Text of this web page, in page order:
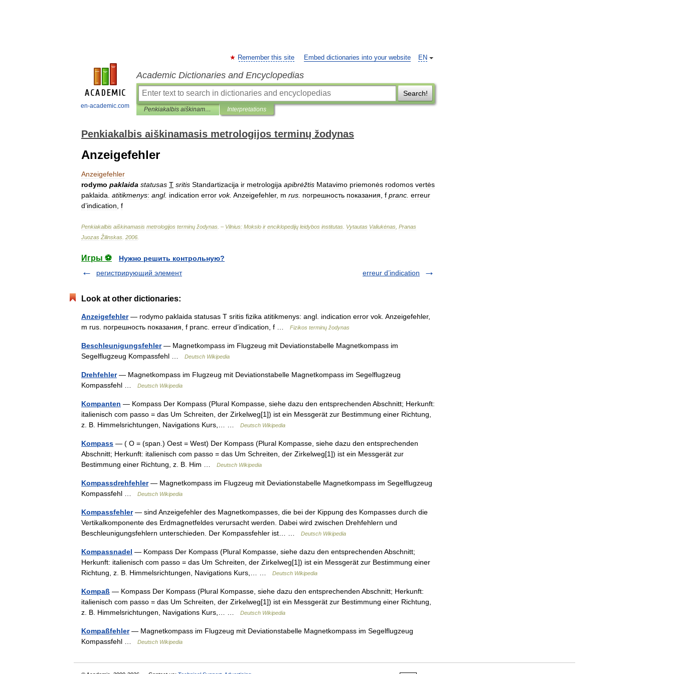
en-academic.com
EN
Remember this site Embed dictionaries into your website
Academic Dictionaries and Encyclopedias
Search!
Penkiakalbis aiškinamasis metrologijos terminų žodynas Interpretations
Penkiakalbis aiškinamasis metrologijos terminų žodynas
Anzeigefehler
Anzeigefehler
rodymo paklaida statusas T sritis Standartizacija ir metrologija apibrėžtis Matavimo priemonės rodomos vertės
paklaida atitikmenys: angl. indication error vok. Anzeigefehler, m rus погрешность показания f pranc erreur
d’indication f
Penkiakalbis aiškinamasis metrologijos terminų žodynas . – Vilnius: Mokslo ir enciklopedijų leidybos institutas Vytautas Valiukėnas Pranas
Juozas Žilinskas 2006
Игры ⚽
Нужно решить контрольную?
регистрирующий элемент
erreur d’indication
Look at other dictionaries:
Anzeigefehler— rodymo paklaida statusas T sritis fizika atitikmenys: angl. indication error vok. Anzeigefehler,
m rus. погрешность показания, f pranc. erreur d’indication, f …
Fizikos terminų žodynas
Beschleunigungsfehler— Magnetkompass im Flugzeug mit Deviationstabelle Magnetkompass im
Segelflugzeug Kompassfehl …
Deutsch Wikipedia
Drehfehler— Magnetkompass im Flugzeug mit Deviationstabelle Magnetkompass im Segelflugzeug
Kompassfehl …
Deutsch Wikipedia
Kompanten — Kompass Der Kompass (Plural Kompasse, siehe dazu den entsprechenden Abschnitt; Herkunft:
italienisch com passo = das Um Schreiten, der Zirkelweg[1]) ist ein Messgerät zur Bestimmung einer Richtung,
z. B. Himmelsrichtungen, Navigations Kurs,… …
Deutsch Wikipedia
Kompass — ( O = (span.) Oest = West) Der Kompass (Plural Kompasse, siehe dazu den entsprechenden
Abschnitt; Herkunft: italienisch com passo = das Um Schreiten, der Zirkelweg[1]) ist ein Messgerät zur
Bestimmung einer Richtung, z. B. Him …
Deutsch Wikipedia
Kompassdrehfehler— Magnetkompass im Flugzeug mit Deviationstabelle Magnetkompass im Segelflugzeug
Kompassfehl …
Deutsch Wikipedia
Kompassfehler— sind Anzeigefehler des Magnetkompasses, die bei der Kippung des Kompasses durch die
Vertikalkomponente des Erdmagnetfeldes verursacht werden. Dabei wird zwischen Drehfehlern und
Beschleunigungsfehlern unterschieden. Der Kompassfehler ist… …
Deutsch Wikipedia
Kompassnadel — Kompass Der Kompass (Plural Kompasse, siehe dazu den entsprechenden Abschnitt;
Herkunft: italienisch com passo = das Um Schreiten, der Zirkelweg[1]) ist ein Messgerät zur Bestimmung einer
Richtung, z. B. Himmelsrichtungen, Navigations Kurs,… …
Deutsch Wikipedia
Kompaß — Kompass Der Kompass (Plural Kompasse, siehe dazu den entsprechenden Abschnitt; Herkunft:
italienisch com passo = das Um Schreiten, der Zirkelweg[1]) ist ein Messgerät zur Bestimmung einer Richtung,
z. B. Himmelsrichtungen, Navigations Kurs,… …
Deutsch Wikipedia
Kompaßfehler— Magnetkompass im Flugzeug mit Deviationstabelle Magnetkompass im Segelflugzeug
Kompassfehl …
Deutsch Wikipedia